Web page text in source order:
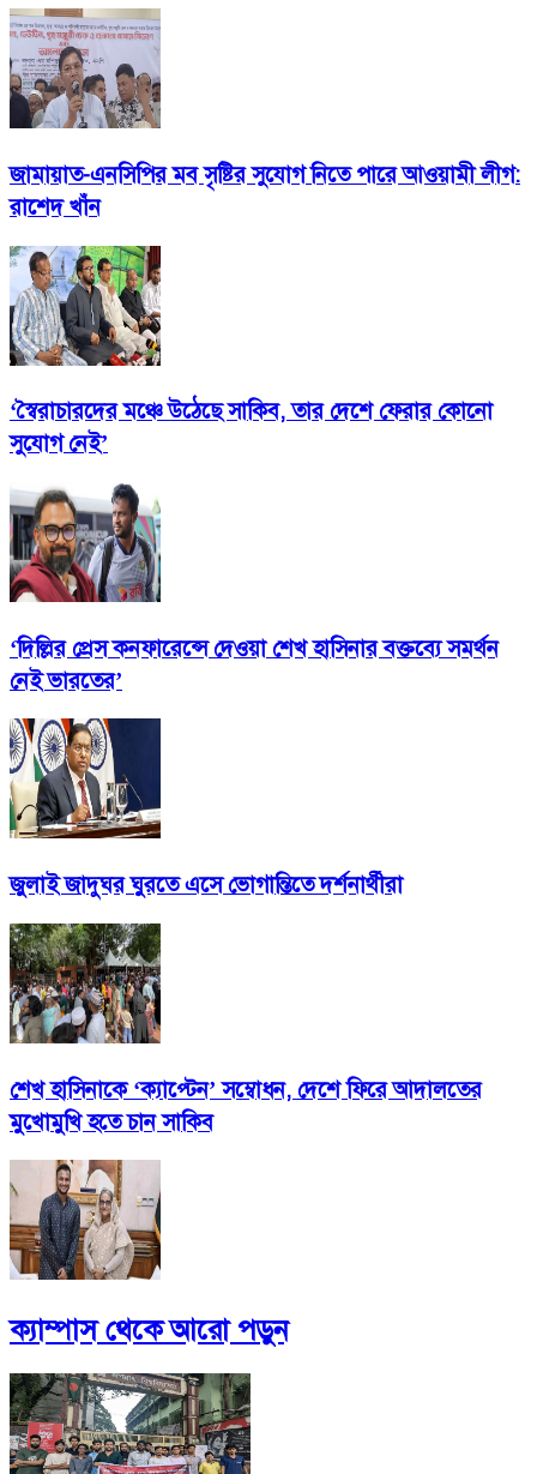
জামায়াত-এনসিপির মব সৃষ্টির সুযোগ নিতে পারে আওয়ামী লীগ:
রাশেদ খাঁন
‘স্বৈরাচারদের মঞ্চে উঠেছে সাকিব, তার দেশে ফেরার কোনো
সুযোগ নেই’
‘দিল্লির প্রেস কনফারেন্সে দেওয়া শেখ হাসিনার বক্তব্যে সমর্থন
নেই ভারতের’
জুলাই জাদুঘর ঘুরতে এসে ভোগান্তিতে দর্শনার্থীরা
শেখ হাসিনাকে ‘ক্যাপ্টেন’ সম্বোধন, দেশে ফিরে আদালতের
মুখোমুখি হতে চান সাকিব
ক্যাম্পাসথেকে আরো পড়ুন